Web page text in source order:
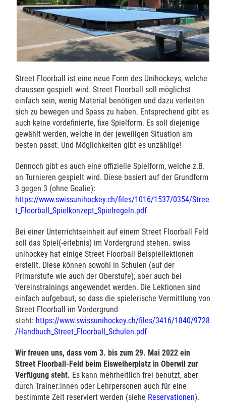
Street Floorball ist eine neue Form des Unihockeys, welche
draussen gespielt wird. Street Floorball soll möglichst
einfach sein, wenig Material benötigen und dazu verleiten
sich zu bewegen und Spass zu haben. Entsprechend gibt es
auch keine vordefinierte, fixe Spielform. Es soll diejenige
gewählt werden, welche in der jeweiligen Situation am
besten passt. Und Möglichkeiten gibt es unzählige!
Dennoch gibt es auch eine offizielle Spielform, welche z.B.
an Turnieren gespielt wird. Diese basiert auf der Grundform
3 gegen 3 (ohne Goalie):
https://www.swissunihockey.ch/files/1016/1537/0354/Stree
t_Floorball_Spielkonzept_Spielregeln.pdf
Bei einer Unterrichtseinheit auf einem Street Floorball Feld
soll das Spiel(-erlebnis) im Vordergrund stehen. swiss
unihockey hat einige Street Floorball Beispiellektionen
erstellt. Diese können sowohl in Schulen (auf der
Primarstufe wie auch der Oberstufe), aber auch bei
Vereinstrainings angewendet werden. Die Lektionen sind
einfach aufgebaut, so dass die spielerische Vermittlung von
Street Floorball im Vordergrund
steht: https://www.swissunihockey.ch/files/3416/1840/9728
/Handbuch_Street_Floorball_Schulen.pdf
Wir freuen uns, dass vom 3. bis zum 29. Mai 2022 ein
Street Floorball-Feld beim Eisweiherplatz in Oberwil zur
Verfügung steht. Es kann mehrheitlich frei benutzt, aber
durch Trainer:innen oder Lehrpersonen auch für eine
bestimmte Zeit reserviert werden (siehe Reservationen).